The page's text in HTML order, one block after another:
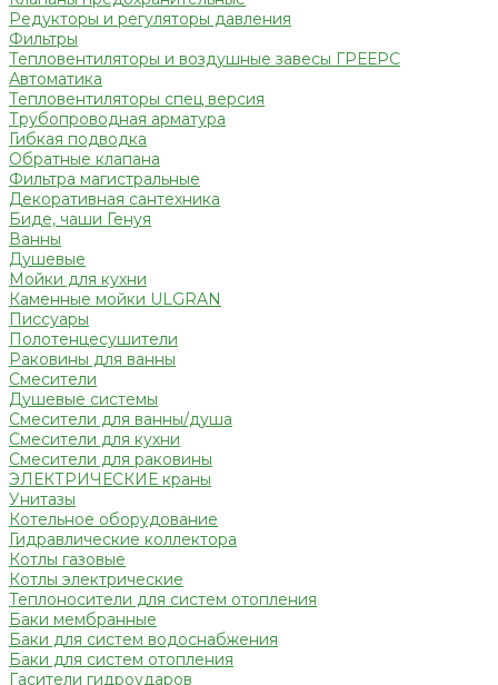
Редукторы и регуляторы давления
Фильтры
Тепловентиляторы и воздушные завесы ГРЕЕРС
Автоматика
Тепловентиляторы спец версия
Трубопроводная арматура
Гибкая подводка
Обратные клапана
Фильтра магистральные
Декоративная сантехника
Биде, чаши Генуя
Ванны
Душевые
Мойки для кухни
Каменные мойки ULGRAN
Писсуары
Полотенцесушители
Раковины для ванны
Смесители
Душевые системы
Смесители для ванны/душа
Смесители для кухни
Смесители для раковины
ЭЛЕКТРИЧЕСКИЕ краны
Унитазы
Котельное оборудование
Гидравлические коллектора
Котлы газовые
Котлы электрические
Теплоносители для систем отопления
Баки мембранные
Баки для систем водоснабжения
Баки для систем отопления
Гасители гидроударов